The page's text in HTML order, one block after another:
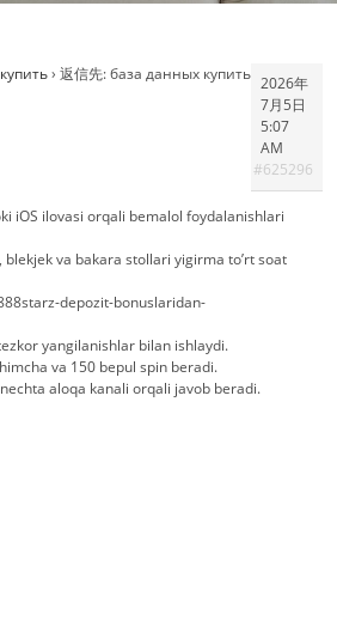
› 返信先: база данных купить 2026年
7月5日
5:07
AM
#625296
iOS ilovasi orqali bemalol foydalanishlari
va bakara stollari yigirma to’rt soat
depozit-bonuslaridan-
yangilanishlar bilan ishlaydi.
va 150 bepul spin beradi.
aloqa kanali orqali javob beradi.